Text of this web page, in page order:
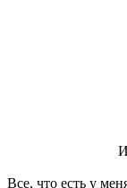
Все, что есть у